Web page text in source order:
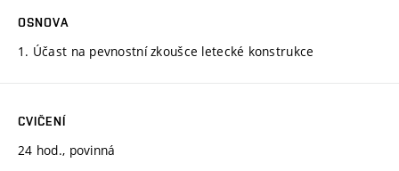
OSNOVA
1. Účast na pevnostní zkoušce letecké konstrukce
CVIČENÍ
24 hod., povinná